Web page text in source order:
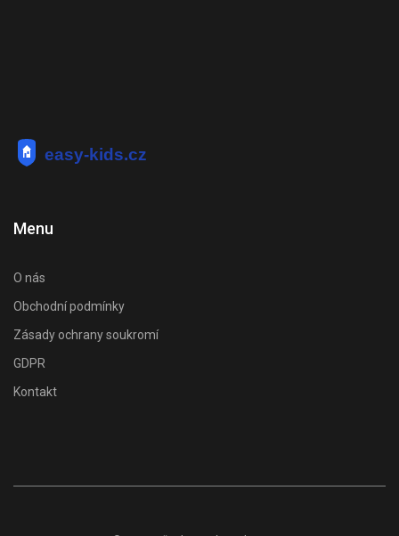
Menu
O nás
Obchodní podmínky
Zásady ochrany soukromí
GDPR
Kontakt